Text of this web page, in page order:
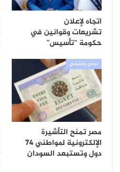
اتجاه لإعلان
تشريعات وقوانين في
حكومة “تأسيس”
دولي واقليمي
مصر تمنح التأشيرة
الإلكترونية لمواطني 74
دول وتستبعد السودان